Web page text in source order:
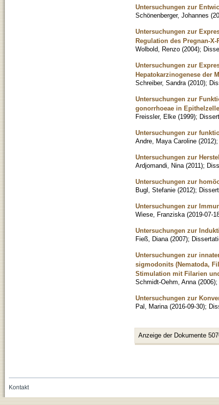
Untersuchungen zur
Schönenberger, Johannes (
Untersuchungen zur
Regulation des Pregnan-
Wolbold, Renzo (2004);
Untersuchungen zur
Hepatokarzinogenese der
Schreiber, Sandra (2010);
Untersuchungen zur
gonorrhoeae in
Freissler, Elke (1999);
Untersuchungen zur
Andre, Maya Caroline (2012)
Untersuchungen zur
Ardjomandi, Nina (2011);
Untersuchungen zur
Bugl, Stefanie (2012);
Untersuchungen zur
Wiese, Franziska (2019-07-
Untersuchungen zur
Fieß, Diana (2007);
Untersuchungen zur
sigmodonits (Nematoda,
Stimulation mit Filarien
Schmidt-Oehm, Anna (2006);
Untersuchungen zur
Pal, Marina (2016-09-30);
Anzeige der Dokumente
Kontakt